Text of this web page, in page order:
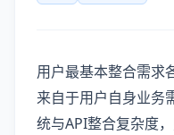
用户最基本整合需求
来自于用户自身业务
统与API整合复杂度